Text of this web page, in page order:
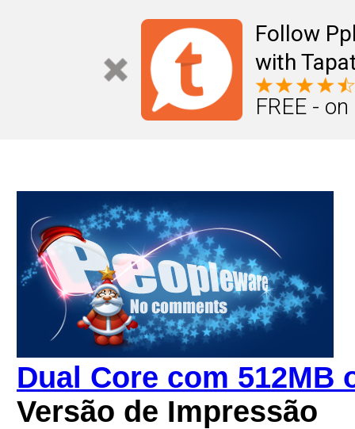
Follow
with
FREE -
Dual Core com 512MB
Versão de Impressão